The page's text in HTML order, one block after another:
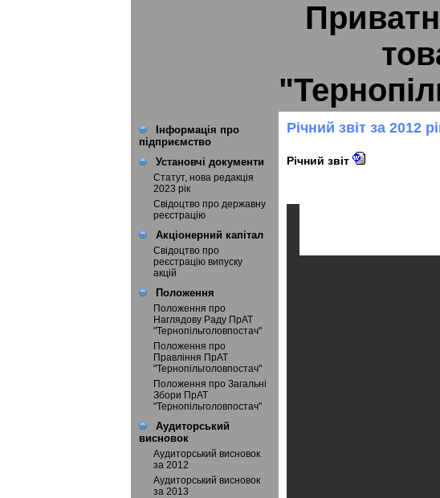
Інформація про
підприємство
Установчі документи
Статут, нова редакція
2023 рік
Свідоцтво про державну
реєстрацію
Акціонерний капітал
Свідоцтво про
реєстрацію випуску
акцій
Положення
Положення про
Наглядову Раду ПрАТ
"Тернопільголовпостач"
Положення про
Правління ПрАТ
"Тернопільголовпостач"
Положення про Загальні
Збори ПрАТ
"Тернопільголовпостач"
Аудиторський
висновок
Аудиторський висновок
за 2012
Аудиторський висновок
за 2013
Річний звіт за 2012
Річний звіт